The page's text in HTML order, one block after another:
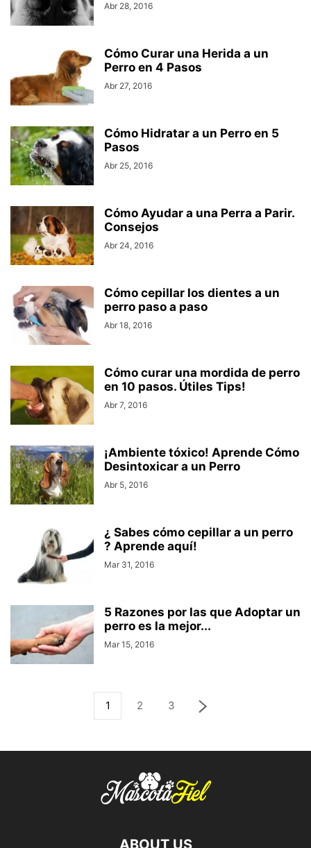
Abr 28, 2016
Cómo Curar una Herida a un
Perro en 4 Pasos
Abr 27, 2016
Cómo Hidratar a un Perro en 5
Pasos
Abr 25, 2016
Cómo Ayudar a una Perra a Parir.
Consejos
Abr 24, 2016
Cómo cepillar los dientes a un
perro paso a paso
Abr 18, 2016
Cómo curar una mordida de perro
en 10 pasos. Útiles Tips!
Abr 7, 2016
¡Ambiente tóxico! Aprende Cómo
Desintoxicar a un Perro
Abr 5, 2016
¿ Sabes cómo cepillar a un perro
? Aprende aquí!
Mar 31, 2016
5 Razones por las que Adoptar un
perro es la mejor...
Mar 15, 2016
1 2 3
ABOUT US